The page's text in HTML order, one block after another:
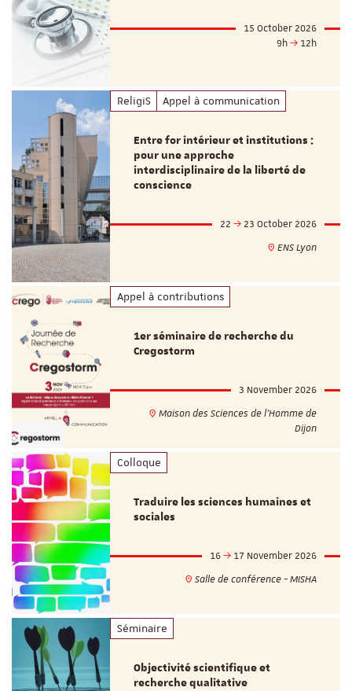
15 October 2026
9h
12h
ReligiS Appel à communication
Entre for intérieur et institutions :
pour une approche
interdisciplinaire de la liberté de
conscience
22
23 October 2026
ENS Lyon
Appel à contributions
1er séminaire de recherche du
Cregostorm
3 November 2026
Maison des Sciences de l'Homme de
Dijon
Colloque
Traduire les sciences humaines et
sociales
16
17 November 2026
Salle de conférence - MISHA
Séminaire
Objectivité scientifique et
recherche qualitative